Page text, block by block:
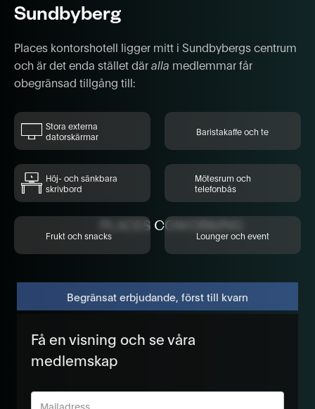
Sundbyberg
Places kontorshotell ligger mitt i Sundbybergs centrum
och är det enda stället däralla medlemmar får
obegränsad tillgång till:
Stora externa
datorskärmar
Baristakaffe och te
Höj- och sänkbara
skrivbord
Mötesrum och
telefonbås
Frukt och snacks Lounger och event
Begränsat erbjudande, först till kvarn
Få en visning och se våra
medlemskap